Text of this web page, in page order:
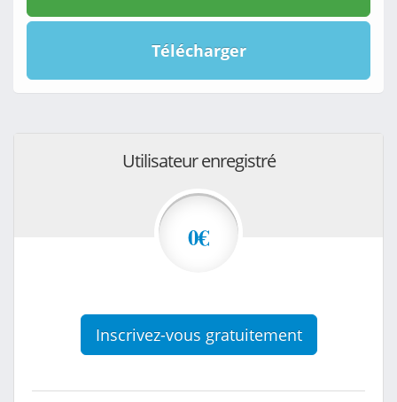
Télécharger
Utilisateur enregistré
0€
Inscrivez-vous gratuitement